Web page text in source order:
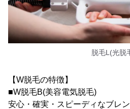
脱毛L(光脱
【W脱毛の特徴】
■W脱毛B(美容電気脱毛)
安心・確実・スピーディなブレ